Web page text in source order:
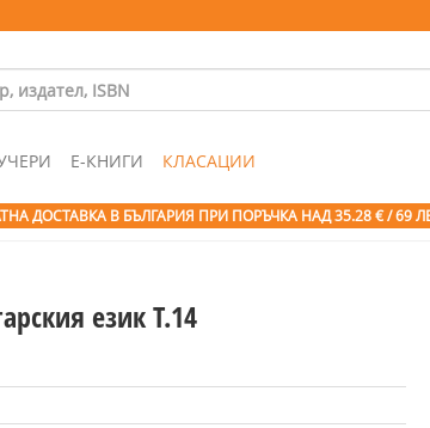
Е-КНИГИ КЛАСАЦИИ
ДОСТАВКА В БЪЛГАРИЯ ПРИ ПОРЪЧКА НАД 35.28 € / 69
език Т.14